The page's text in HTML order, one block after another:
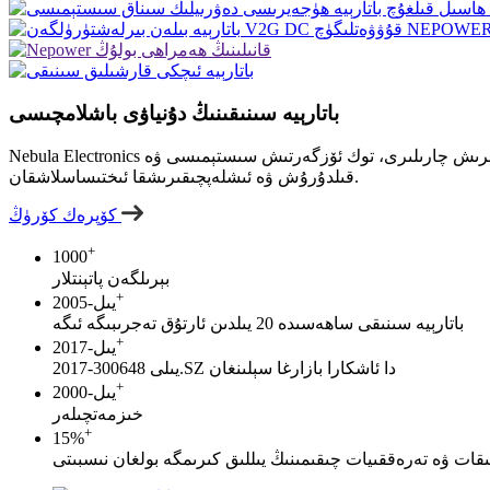
باتارېيە سىنىقىنىڭ دۇنياۋى باشلامچىسى
Nebula Electronics شىركىتى ئەڭ يېڭى باتارېيە سىناق سىستېمىسى، ئاچقۇچلۇق باتارېيە ئىشلەپچىقىرىش چارىلىرى، توك ئۆزگەرتىش سىستېمىسى ۋە EV قۇۋۋەتلەش تېخنىكىلىرىنى لايىھىلەش، تەرەققىي
قىلدۇرۇش ۋە ئىشلەپچىقىرىشقا ئىختىساسلاشقان.
كۆپرەك كۆرۈڭ
1000+
بېرىلگەن پاتېنتلار
2005-يىل+
باتارېيە سىنىقى ساھەسىدە 20 يىلدىن ئارتۇق تەجرىبىگە ئىگە
2017-يىل+
2017-يىلى 300648.SZ دا ئاشكارا بازارغا سېلىنغان
2000-يىل+
خىزمەتچىلەر
15%+
ۋە تەرەققىيات چىقىمىنىڭ يىللىق كىرىمگە بولغان نىسبىتى